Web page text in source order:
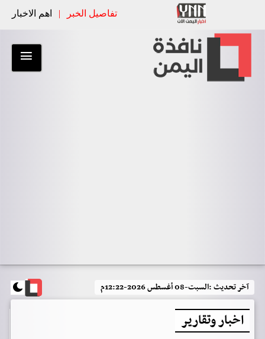
تفاصيل الخبر | اهم الاخبار